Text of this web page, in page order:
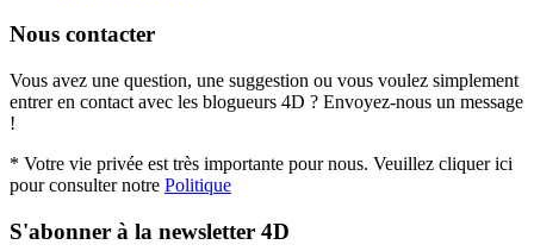
Nous contacter
Vous avez une question, une suggestion ou vous voulez simplement
entrer en contact avec les blogueurs 4D ? Envoyez-nous un message
!
* Votre vie privée est très importante pour nous. Veuillez cliquer ici
pour consulter notre Politique
S'abonner à la newsletter 4D